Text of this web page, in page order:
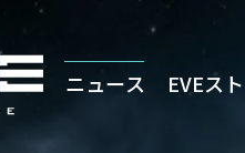
ニュース EVEス